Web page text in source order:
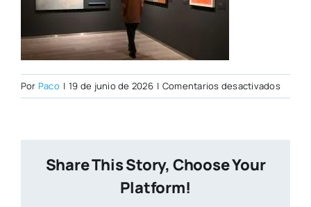
Por Paco | 19 de junio de 2026 | Comentarios desactivadosen
Share This Story, Choose Your
Platform!